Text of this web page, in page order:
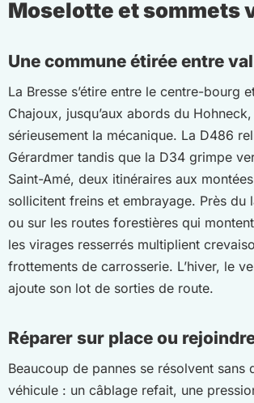
Moselotte et sommets
Une commune étirée entre
La Bresse s’étire entre le centre-bourg
Chajoux, jusqu’aux abords du
sérieusement la mécanique. La D486
Gérardmer tandis que la D34 grimpe
Saint-Amé, deux itinéraires aux
sollicitent freins et embrayage. Près du
ou sur les routes forestières qui
les virages resserrés multiplient
frottements de carrosserie. L’hiver, le
ajoute son lot de sorties de route.
Réparer sur place ou
Beaucoup de pannes se résolvent sans
véhicule : un câblage refait, une